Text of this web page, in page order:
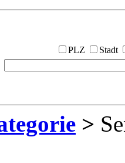
PLZ
Stadt
>